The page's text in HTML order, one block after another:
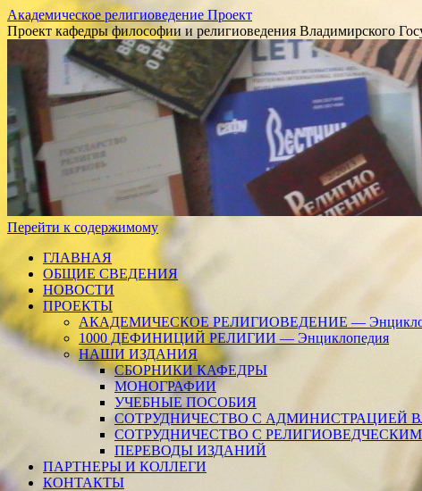
Академическое религиоведение Проект
Проект кафедры философии и религиоведения Владимирского
Перейти к содержимому
ГЛАВНАЯ
ОБЩИЕ СВЕДЕНИЯ
НОВОСТИ
ПРОЕКТЫ
АКАДЕМИЧЕСКОЕ РЕЛИГИОВЕДЕНИЕ —
1000 ДЕФИНИЦИЙ РЕЛИГИИ — Энциклопедия
НАШИ ИЗДАНИЯ
СБОРНИКИ КАФЕДРЫ
МОНОГРАФИИ
УЧЕБНЫЕ ПОСОБИЯ
СОТРУДНИЧЕСТВО С АДМИНИСТРАЦИЕЙ
СОТРУДНИЧЕСТВО С
ПЕРЕВОДЫ ИЗДАНИЙ
ПАРТНЕРЫ И КОЛЛЕГИ
КОНТАКТЫ